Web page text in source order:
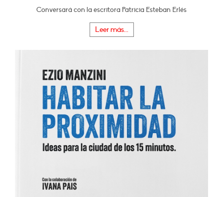
Conversará con la escritora Patricia Esteban Erlés
Leer más...